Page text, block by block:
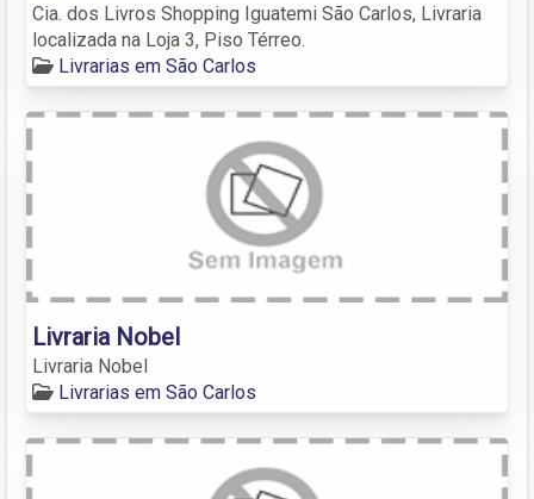
Cia. dos Livros Shopping Iguatemi São Carlos, Livraria
localizada na Loja 3, Piso Térreo.
Livrarias em São Carlos
Livraria Nobel
Livraria Nobel
Livrarias em São Carlos